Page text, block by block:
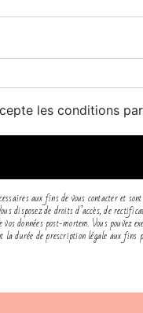
les conditions
aux fins de vous contacter et
disposez de droits d’accès, de
vos données post-mortem. Vous
la durée de prescription légale aux